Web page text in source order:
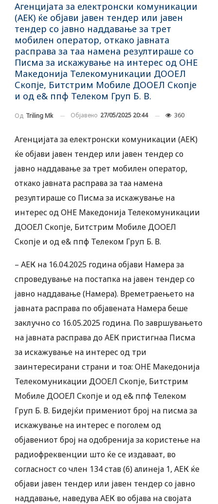
Агенцијата за електронски комуникации
(АЕК) ќе објави јавен тендер или јавен
тендер со јавно наддавање за трет
мобилен оператор, откако јавната
расправа за таа намена резултираше со
Писмa за искажување на интерес од ОНЕ
Македонија Телекомуникации ДООЕЛ
Скопје, Битстрим Мобиле ДООЕЛ Скопје
и од е& ппф Телеком Груп Б. В.
Од Triling Mk Објавено 27/05/2025 20:44 360
Агенцијата за електронски комуникации (АЕК)
ќе објави јавен тендер или јавен тендер со
јавно наддавање за трет мобилен оператор,
откако јавната расправа за таа намена
резултираше со Писмa за искажување на
интерес од ОНЕ Македонија Телекомуникации
ДООЕЛ Скопје, Битстрим Мобиле ДООЕЛ
Скопје и од е& ппф Телеком Груп Б. В.
– АЕК на 16.04.2025 година објави Намера за
спроведување на постапка на јавен тендер со
јавно наддавање (Намера). Времетраењето на
јавната расправа по објавената Намера беше
заклучно со 16.05.2025 година. По завршувањето
на јавната расправа до АЕК пристигнаa Писмa
за искажување на интерес од три
заинтересирани страни и тоа: ОНЕ Македонија
Телекомуникации ДООЕЛ Скопје, Битстрим
Мобиле ДООЕЛ Скопје и од е& ппф Телеком
Груп Б. В. Бидејќи примениот број на писма за
искажување на интерес е поголем од
објавениот број на одобренија за користење на
радиофреквенции што ќе се издаваат, во
согласност со член 134 став (6) алинеја 1, АЕК ќе
објави јавен тендер или јавен тендер со јавно
наддавање, наведува АЕК во објава на својата